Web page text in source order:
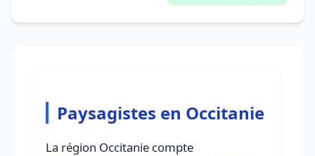
Paysagistes en Occitanie
La région Occitanie compte